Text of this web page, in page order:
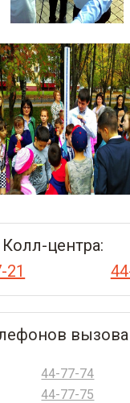
центра:
21
вызова
44-77-74
44-77-75